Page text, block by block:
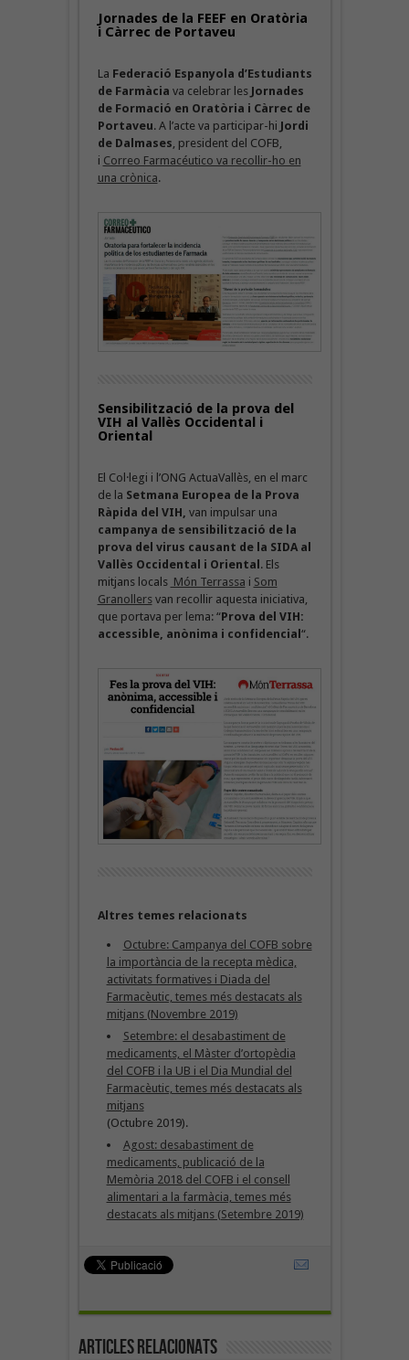
Jornades de la FEEF en Oratòria
i Càrrec de Portaveu
La Federació Espanyola d’Estudiants
de Farmàcia va celebrar les Jornades
de Formació en Oratòria i Càrrec de
Portaveu. A l’acte va participar-hi Jordi
de Dalmases , president del COFB,
i Correo Farmacéutico va recollir-ho en
una crònica.
Sensibilització de la prova del
VIH al Vallès Occidental i
Oriental
El Col·legi i l’ONG ActuaVallès, en el marc
de la Setmana Europea de la Prova
Ràpida del VIH, van impulsar una
campanya de sensibilització de la
prova del virus causant de la SIDA al
Vallès Occidental i Oriental . Els
mitjans locals Món Terrassa i Som
Granollersvan recollir aquesta iniciativa,
que portava per lema: “Prova del VIH:
accessible, anònima i confidencial “.
Altres temes relacionats
Octubre: Campanya del COFB sobre
la importància de la recepta mèdica,
activitats formatives i Diada del
Farmacèutic, temes més destacats als
mitjans (Novembre 2019)
Setembre: el desabastiment de
medicaments, el Màster d’ortopèdia
del COFB i la UB i el Dia Mundial del
Farmacèutic, temes més destacats als
mitjans
(Octubre 2019).
Agost: desabastiment de
medicaments, publicació de la
Memòria 2018 del COFB i el consell
alimentari a la farmàcia, temes més
destacats als mitjans (Setembre 2019)
Articles Relacionats